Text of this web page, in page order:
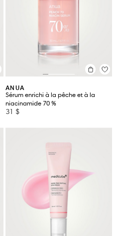
ANUA
Sérum enrichi à la pêche et à la
niacinamide 70 %
31 $